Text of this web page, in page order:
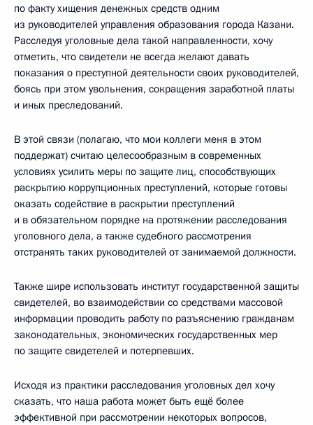
по факту хищения денежных средств одним
из руководителей управления образования города Казани.
Расследуя уголовные дела такой направленности, хочу
отметить, что свидетели не всегда желают давать
показания о преступной деятельности своих руководителей,
боясь при этом увольнения, сокращения заработной платы
и иных преследований.
В этой связи (полагаю, что мои коллеги меня в этом
поддержат) считаю целесообразным в современных
условиях усилить меры по защите лиц, способствующих
раскрытию коррупционных преступлений, которые готовы
оказать содействие в раскрытии преступлений
и в обязательном порядке на протяжении расследования
уголовного дела, а также судебного рассмотрения
отстранять таких руководителей от занимаемой должности.
Также шире использовать институт государственной защиты
свидетелей, во взаимодействии со средствами массовой
информации проводить работу по разъяснению гражданам
законодательных, экономических государственных мер
по защите свидетелей и потерпевших.
Исходя из практики расследования уголовных дел хочу
сказать, что наша работа может быть ещё более
эффективной при рассмотрении некоторых вопросов,